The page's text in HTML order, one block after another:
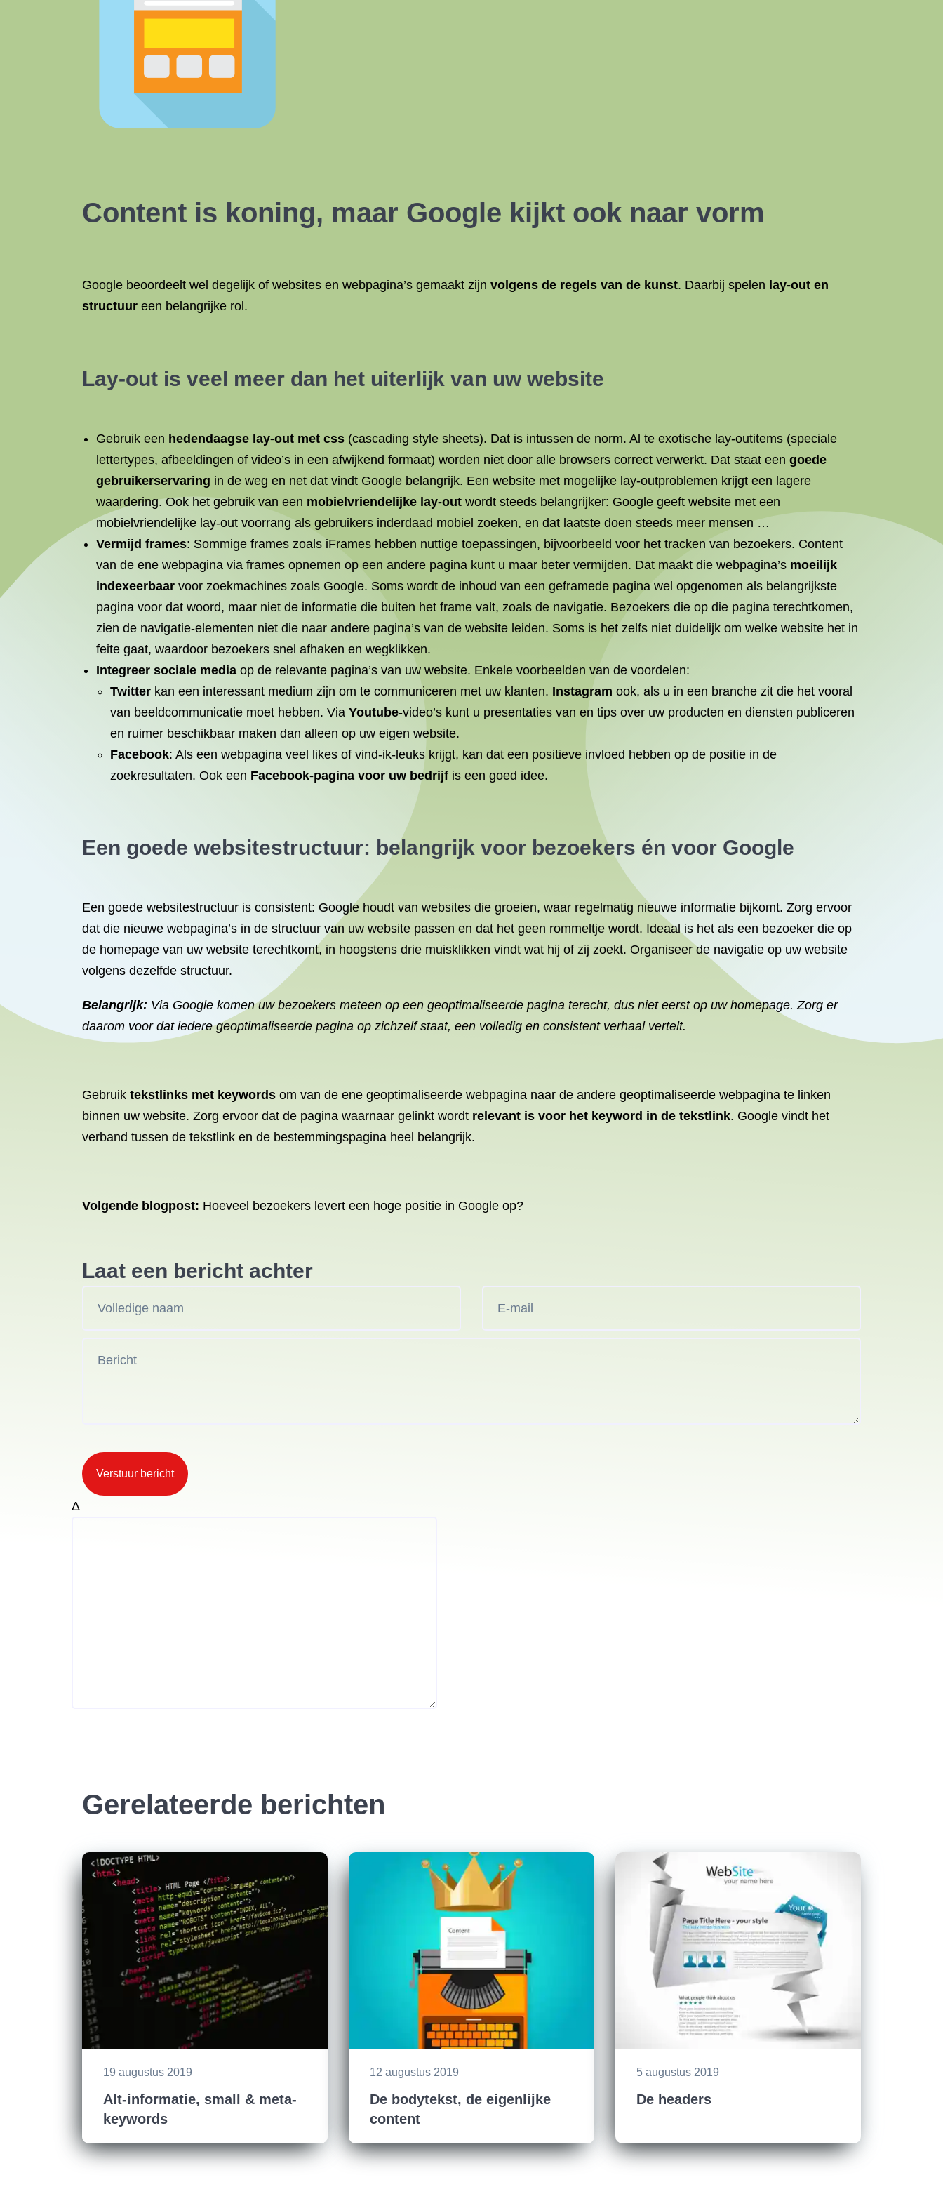
Content is koning, maar Google kijkt ook naar vorm
Google beoordeelt wel degelijk of websites en webpagina’s gemaakt zijn volgens de regels van de kunst. Daarbij spelen lay-out en
structuur een belangrijke rol.
Lay-out is veel meer dan het uiterlijk van uw website
Gebruik een hedendaagse lay-out met css (cascading style sheets). Dat is intussen de norm. Al te exotische lay-outitems (speciale
lettertypes, afbeeldingen of video’s in een afwijkend formaat) worden niet door alle browsers correct verwerkt. Dat staat een goede
gebruikerservaring in de weg en net dat vindt Google belangrijk. Een website met mogelijke lay-outproblemen krijgt een lagere
waardering. Ook het gebruik van een mobielvriendelijke lay-out wordt steeds belangrijker: Google geeft website met een
mobielvriendelijke lay-out voorrang als gebruikers inderdaad mobiel zoeken, en dat laatste doen steeds meer mensen …
Vermijd frames: Sommige frames zoals iFrames hebben nuttige toepassingen, bijvoorbeeld voor het tracken van bezoekers. Content
van de ene webpagina via frames opnemen op een andere pagina kunt u maar beter vermijden. Dat maakt die webpagina’s moeilijk
indexeerbaar voor zoekmachines zoals Google. Soms wordt de inhoud van een geframede pagina wel opgenomen als belangrijkste
pagina voor dat woord, maar niet de informatie die buiten het frame valt, zoals de navigatie. Bezoekers die op die pagina terechtkomen,
zien de navigatie-elementen niet die naar andere pagina’s van de website leiden. Soms is het zelfs niet duidelijk om welke website het in
feite gaat, waardoor bezoekers snel afhaken en wegklikken.
Integreer sociale media op de relevante pagina’s van uw website. Enkele voorbeelden van de voordelen:
Twitter kan een interessant medium zijn om te communiceren met uw klanten. Instagram ook, als u in een branche zit die het vooral
van beeldcommunicatie moet hebben. Via Youtube-video’s kunt u presentaties van en tips over uw producten en diensten publiceren
en ruimer beschikbaar maken dan alleen op uw eigen website.
Facebook: Als een webpagina veel likes of vind-ik-leuks krijgt, kan dat een positieve invloed hebben op de positie in de
zoekresultaten. Ook een Facebook-pagina voor uw bedrijf is een goed idee.
Een goede websitestructuur: belangrijk voor bezoekers én voor Google
Een goede websitestructuur is consistent: Google houdt van websites die groeien, waar regelmatig nieuwe informatie bijkomt. Zorg ervoor
dat die nieuwe webpagina’s in de structuur van uw website passen en dat het geen rommeltje wordt. Ideaal is het als een bezoeker die op
de homepage van uw website terechtkomt, in hoogstens drie muisklikken vindt wat hij of zij zoekt. Organiseer de navigatie op uw website
volgens dezelfde structuur.
Belangrijk: Via Google komen uw bezoekers meteen op een geoptimaliseerde pagina terecht, dus niet eerst op uw homepage. Zorg er
daarom voor dat iedere geoptimaliseerde pagina op zichzelf staat, een volledig en consistent verhaal vertelt.
Gebruik tekstlinks met keywords om van de ene geoptimaliseerde webpagina naar de andere geoptimaliseerde webpagina te linken
binnen uw website. Zorg ervoor dat de pagina waarnaar gelinkt wordt relevant is voor het keyword in de tekstlink. Google vindt het
verband tussen de tekstlink en de bestemmingspagina heel belangrijk.
Volgende blogpost: Hoeveel bezoekers levert een hoge positie in Google op?
Laat een bericht achter
Verstuur bericht
Δ
Gerelateerde berichten
19 augustus 2019
Alt-informatie, small & meta-
keywords
12 augustus 2019
De bodytekst, de eigenlijke
content
5 augustus 2019
De headers